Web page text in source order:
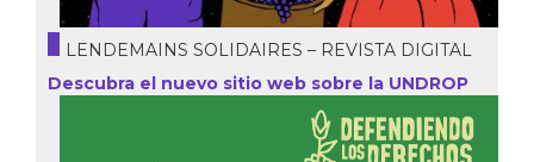
LENDEMAINS SOLIDAIRES – REVISTA DIGITAL
Descubra el nuevo sitio web sobre la UNDROP